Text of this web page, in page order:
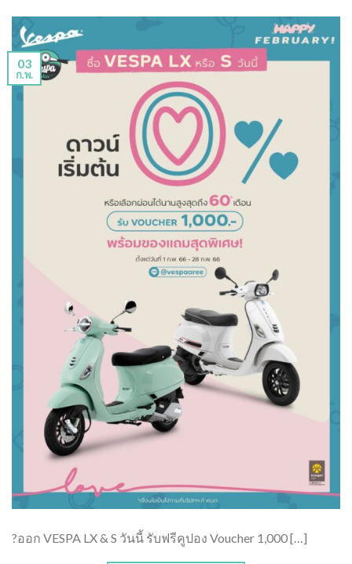
03
ก.พ.
?ออก VESPA LX & S วันนี้ รับฟรีคูปอง Voucher 1,000 […]